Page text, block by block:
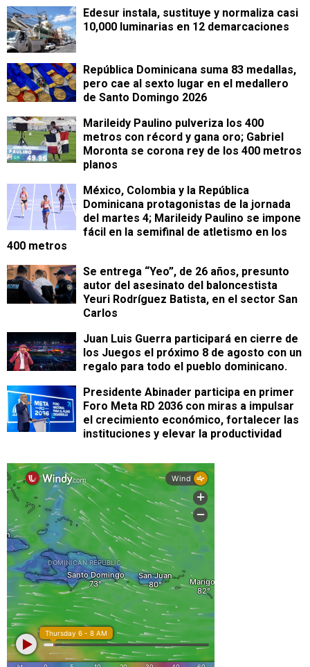
Edesur instala, sustituye y normaliza casi
10,000 luminarias en 12 demarcaciones
República Dominicana suma 83 medallas,
pero cae al sexto lugar en el medallero
de Santo Domingo 2026
Marileidy Paulino pulveriza los 400
metros con récord y gana oro; Gabriel
Moronta se corona rey de los 400 metros
planos
México, Colombia y la República
Dominicana protagonistas de la jornada
del martes 4; Marileidy Paulino se impone
fácil en la semifinal de atletismo en los
400 metros
Se entrega “Yeo”, de 26 años, presunto
autor del asesinato del baloncestista
Yeuri Rodríguez Batista, en el sector San
Carlos
Juan Luis Guerra participará en cierre de
los Juegos el próximo 8 de agosto con un
regalo para todo el pueblo dominicano.
Presidente Abinader participa en primer
Foro Meta RD 2036 con miras a impulsar
el crecimiento económico, fortalecer las
instituciones y elevar la productividad